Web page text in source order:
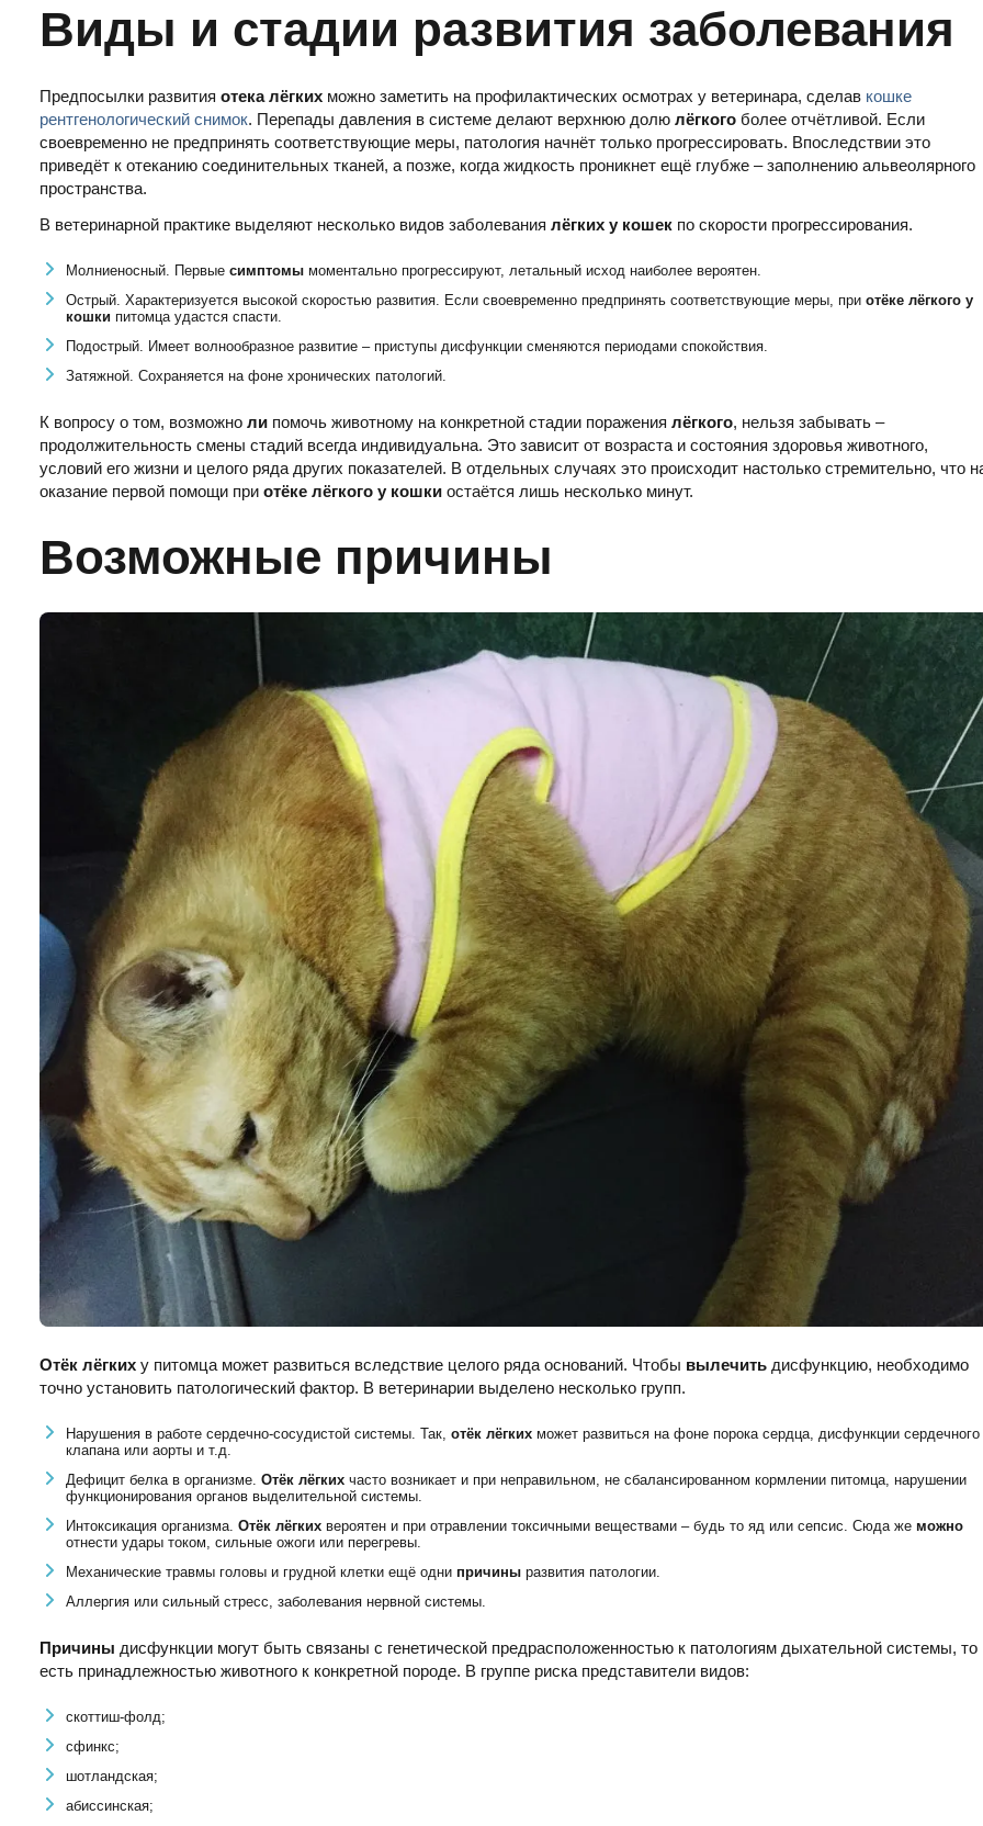
Виды и стадии развития заболевания
Предпосылки развития отека лёгких можно заметить на профилактических осмотрах у ветеринара, сделав кошке
рентгенологический снимок. Перепады давления в системе делают верхнюю долю лёгкого более отчётливой. Если
своевременно не предпринять соответствующие меры, патология начнёт только прогрессировать. Впоследствии это
приведёт к отеканию соединительных тканей, а позже, когда жидкость проникнет ещё глубже – заполнению альвеолярного
пространства.
В ветеринарной практике выделяют несколько видов заболевания лёгких у кошек по скорости прогрессирования.
Молниеносный. Первые симптомы моментально прогрессируют, летальный исход наиболее вероятен.
Острый. Характеризуется высокой скоростью развития. Если своевременно предпринять соответствующие меры, при отёке лёгкого у
кошки питомца удастся спасти.
Подострый. Имеет волнообразное развитие – приступы дисфункции сменяются периодами спокойствия.
Затяжной. Сохраняется на фоне хронических патологий.
К вопросу о том, возможно ли помочь животному на конкретной стадии поражения лёгкого, нельзя забывать –
продолжительность смены стадий всегда индивидуальна. Это зависит от возраста и состояния здоровья животного,
условий его жизни и целого ряда других показателей. В отдельных случаях это происходит настолько стремительно, что
оказание первой помощи при отёке лёгкого у кошки остаётся лишь несколько минут.
Возможные причины
Отёк лёгких у питомца может развиться вследствие целого ряда оснований. Чтобы вылечить дисфункцию, необходимо
точно установить патологический фактор. В ветеринарии выделено несколько групп.
Нарушения в работе сердечно-сосудистой системы. Так, отёк лёгких может развиться на фоне порока сердца, дисфункции сердечного
клапана или аорты и т.д.
Дефицит белка в организме. Отёк лёгких часто возникает и при неправильном, не сбалансированном кормлении питомца, нарушении
функционирования органов выделительной системы.
Интоксикация организма. Отёк лёгких вероятен и при отравлении токсичными веществами – будь то яд или сепсис. Сюда же можно
отнести удары током, сильные ожоги или перегревы.
Механические травмы головы и грудной клетки ещё одни причины развития патологии.
Аллергия или сильный стресс, заболевания нервной системы.
Причины дисфункции могут быть связаны с генетической предрасположенностью к патологиям дыхательной системы, то
есть принадлежностью животного к конкретной породе. В группе риска представители видов:
скоттиш-фолд;
сфинкс;
шотландская;
абиссинская;